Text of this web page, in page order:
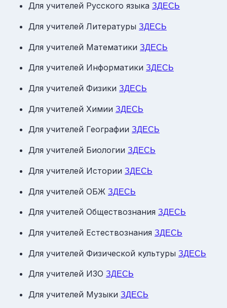
Для учителей Русского языка ЗДЕСЬ
Для учителей Литературы ЗДЕСЬ
Для учителей Математики ЗДЕСЬ
Для учителей Информатики ЗДЕСЬ
Для учителей Физики ЗДЕСЬ
Для учителей Химии ЗДЕСЬ
Для учителей Географии ЗДЕСЬ
Для учителей Биологии ЗДЕСЬ
Для учителей Истории ЗДЕСЬ
Для учителей ОБЖ ЗДЕСЬ
Для учителей Обществознания ЗДЕСЬ
Для учителей Естествознания ЗДЕСЬ
Для учителей Физической культуры ЗДЕСЬ
Для учителей ИЗО ЗДЕСЬ
Для учителей Музыки ЗДЕСЬ